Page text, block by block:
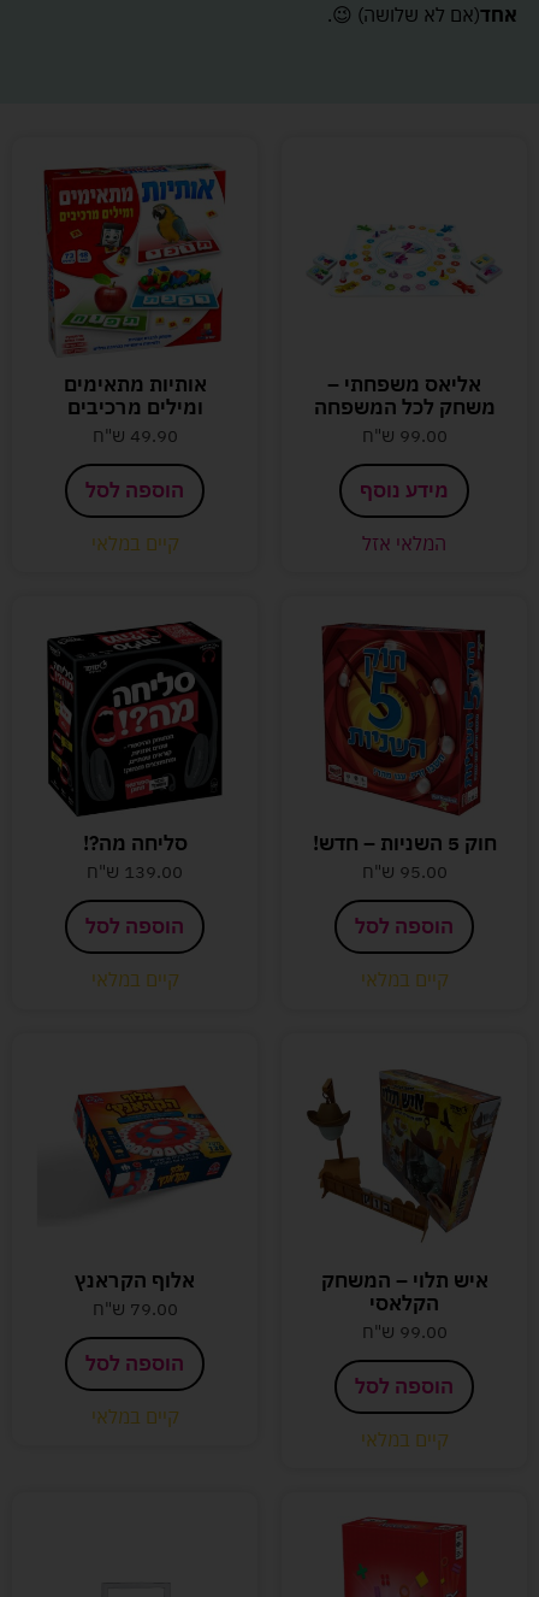
אחד(אם לא שלושה) 😉.
אליאס משפחתי –
משחק לכל המשפחה
99.00 ש"ח
מידע נוסף
המלאי אזל
אותיות מתאימים
ומילים מרכיבים
49.90 ש"ח
הוספה לסל
קיים במלאי
חוק 5 השניות – חדש!
95.00 ש"ח
הוספה לסל
קיים במלאי
סליחה מה?!
139.00 ש"ח
הוספה לסל
קיים במלאי
איש תלוי – המשחק
הקלאסי
99.00 ש"ח
הוספה לסל
קיים במלאי
אלוף הקראנץ
79.00 ש"ח
הוספה לסל
קיים במלאי